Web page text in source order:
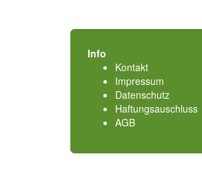
Info
Kontakt
Impressum
Datenschutz
Haftungsauschluss
AGB